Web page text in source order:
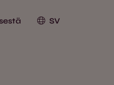
SV